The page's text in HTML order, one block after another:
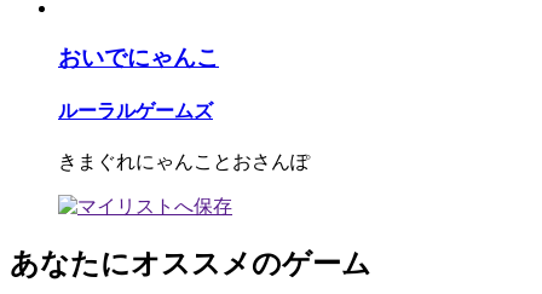
おいでにゃんこ
ルーラルゲームズ
きまぐれにゃんことおさんぽ
あなたにオススメのゲーム